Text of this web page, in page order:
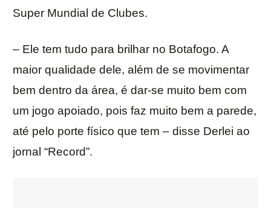
Super Mundial de Clubes.
– Ele tem tudo para brilhar no Botafogo. A
maior qualidade dele, além de se movimentar
bem dentro da área, é dar-se muito bem com
um jogo apoiado, pois faz muito bem a parede,
até pelo porte físico que tem – disse Derlei ao
jornal “Record”.